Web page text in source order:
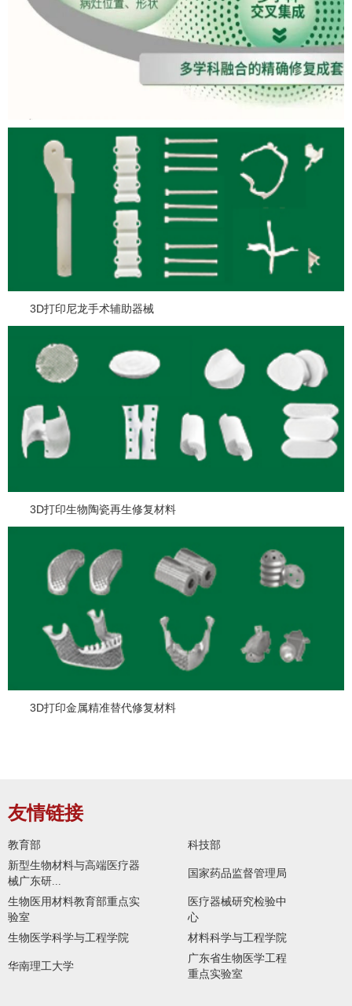
3D打印尼龙手术辅助器械
3D打印生物陶瓷再生修复材料
3D打印金属精准替代修复材料
友情链接
教育部
科技部
新型生物材料与高端医疗器
械广东研...
国家药品监督管理局
生物医用材料教育部重点实
验室
医疗器械研究检验中
心
生物医学科学与工程学院
材料科学与工程学院
华南理工大学
广东省生物医学工程
重点实验室